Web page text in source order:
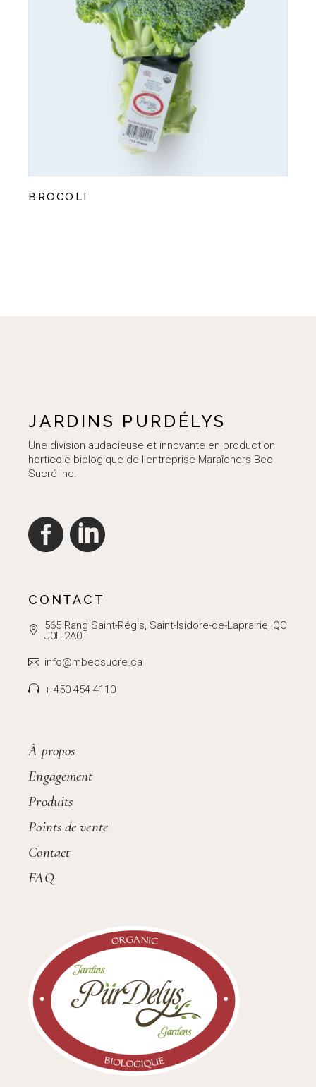
BROCOLI
JARDINS PURDÉLYS
Une division audacieuse et innovante en production
horticole biologique de l'entreprise Maraîchers Bec
Sucré Inc.
CONTACT
565 Rang Saint-Régis, Saint-Isidore-de-Laprairie, QC
J0L 2A0
info@mbecsucre.ca
+ 450 454-4110
À propos
Engagement
Produits
Points de vente
Contact
FAQ